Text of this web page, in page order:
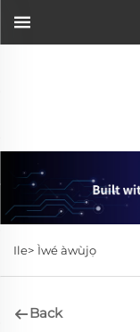
Ile> Ìwé àwùjọ
Back